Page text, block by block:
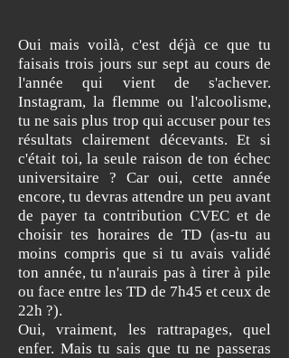
Oui mais voilà, c'est déjà ce que tu
faisais trois jours sur sept au cours de
l'année qui vient de s'achever.
Instagram, la flemme ou l'alcoolisme,
tu ne sais plus trop qui accuser pour tes
résultats clairement décevants. Et si
c'était toi, la seule raison de ton échec
universitaire ? Car oui, cette année
encore, tu devras attendre un peu avant
de payer ta contribution CVEC et de
choisir tes horaires de TD (as-tu au
moins compris que si tu avais validé
ton année, tu n'aurais pas à tirer à pile
ou face entre les TD de 7h45 et ceux de
22h ?).
Oui, vraiment, les rattrapages, quel
enfer. Mais tu sais que tu ne passeras